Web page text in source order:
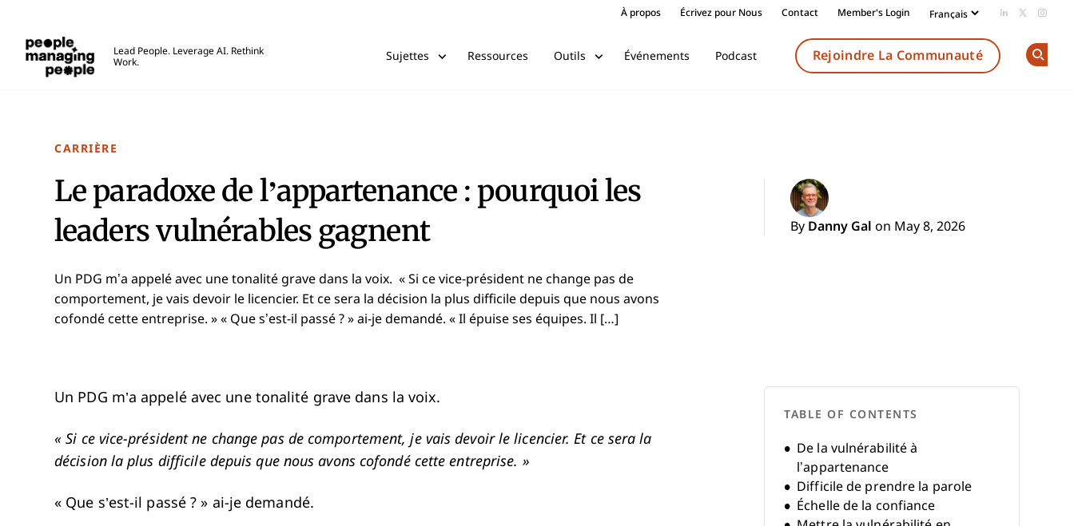
À propos Écrivez pour Nous Contact Member's Login Add us on
Follow
Lead People. Leverage AI. Rethink
Work.
Sujettes Ressources Outils Événements Podcast Rejoindre La Communauté
CARRIÈRE
Le paradoxe de l’appartenance : pourquoi les
leaders vulnérables gagnent
By Danny Gal on May 8, 2026
Un PDG m’a appelé avec une tonalité grave dans la voix. « Si ce vice-président ne change pas de
comportement, je vais devoir le licencier. Et ce sera la décision la plus difficile depuis que nous avons
cofondé cette entreprise. » « Que s’est-il passé ? » ai-je demandé. « Il épuise ses équipes. Il […]
Un PDG m’a appelé avec une tonalité grave dans la voix.
« Si ce vice-président ne change pas de comportement, je vais devoir le licencier. Et ce sera la
décision la plus difficile depuis que nous avons cofondé cette entreprise. »
« Que s’est-il passé ? » ai-je demandé.
TABLE OF CONTENTS
De la vulnérabilité à
l’appartenance
Difficile de prendre la parole
Échelle de la confiance